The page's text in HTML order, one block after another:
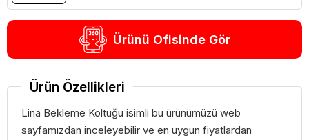
Ürünü Ofisinde Gör
Ürün Özellikleri
Lina Bekleme Koltuğu isimli bu ürünümüzü web
sayfamızdan inceleyebilir ve en uygun fiyatlardan